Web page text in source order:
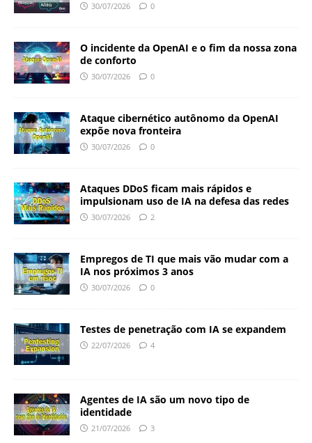
30/07/2026 0
O incidente da OpenAI e o fim da nossa zona
de conforto
30/07/2026 0
Ataque cibernético autônomo da OpenAI
expõe nova fronteira
30/07/2026 0
Ataques DDoS ficam mais rápidos e
impulsionam uso de IA na defesa das redes
30/07/2026 2
Empregos de TI que mais vão mudar com a
IA nos próximos 3 anos
30/07/2026 0
Testes de penetração com IA se expandem
22/07/2026 4
Agentes de IA são um novo tipo de
identidade
21/07/2026 3